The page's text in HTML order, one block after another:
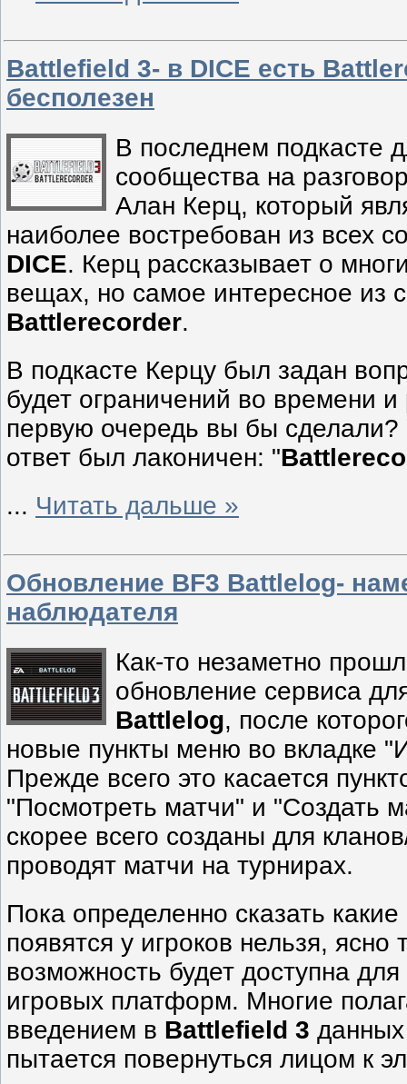
Battlefield 3- в DICE есть
бесполезен
В последнем подкасте
сообщества на
Алан Керц, который
наиболее востребован из всех
DICE. Керц рассказывает о
вещах, но самое интересное из
Battlerecorder.
В подкасте Керцу был задан
будет ограничений во времени и
первую очередь вы бы сделали?
ответ был лаконичен: "
... Читать дальше »
Обновление BF3 Battlelog-
наблюдателя
Как-то незаметно
обновление сервиса
Battlelog, после
новые пункты меню во вкладке
Прежде всего это касается
"Посмотреть матчи" и "Создать
скорее всего созданы для
проводят матчи на турнирах.
Пока определенно сказать
появятся у игроков нельзя, ясно
возможность будет доступна
игровых платформ. Многие
введением в Battlefield 3
пытается повернуться лицом к